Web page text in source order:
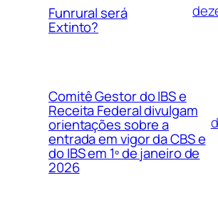
Funrural será
Extinto?
Comitê Gestor do IBS e
Receita Federal divulgam
orientações sobre a
entrada em vigor da CBS e
do IBS em 1º de janeiro de
2026